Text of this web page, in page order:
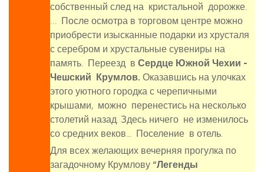
собственный след на кристальной дорожке.
… После осмотра в торговом центре можно
приобрести изысканные подарки из хрусталя
с серебром и хрустальные сувениры на
память. Переезд в Сердце Южной Чехии -
Чешский Крумлов. Оказавшись на улочках
этого уютного городка с черепичными
крышами, можно перенестись на несколько
столетий назад. Здесь ничего не изменилось
со средних веков... Поселение в отель.
Для всех желающих вечерняя прогулка по
загадочному Крумлову “Легенды